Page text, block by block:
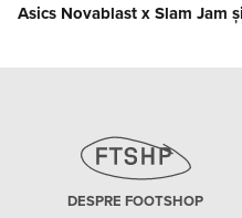
Next
Asics Novablast x Slam Jam
DESPRE FOOTSHOP